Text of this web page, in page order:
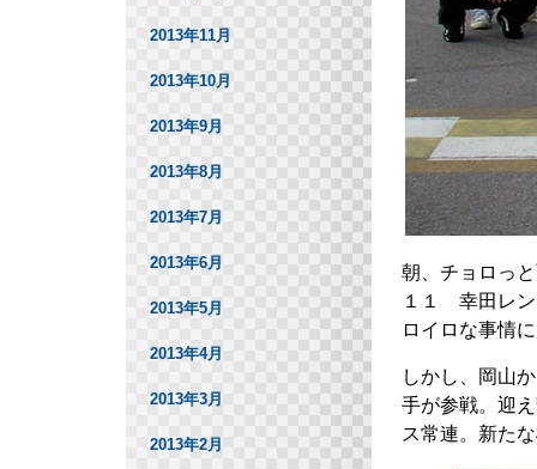
朝、チョロっ
１１ 幸田レ
ロイロな事情
しかし、岡山
手が参戦。迎
ス常連。新た
2013年11月
2013年10月
2013年9月
2013年8月
2013年7月
2013年6月
2013年5月
2013年4月
2013年3月
2013年2月